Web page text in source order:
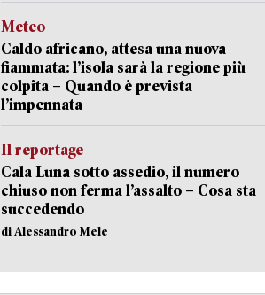
Meteo
Caldo africano, attesa una nuova
fiammata: l’isola sarà la regione più
colpita – Quando è prevista
l’impennata
Il reportage
Cala Luna sotto assedio, il numero
chiuso non ferma l’assalto – Cosa sta
succedendo
di Alessandro Mele